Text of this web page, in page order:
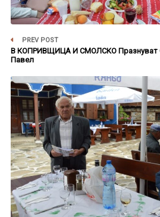
PREV POST
В КОПРИВЩИЦА И СМОЛСКО Празнуват
Павел